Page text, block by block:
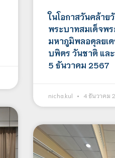
ในโอกาสวันคล้า
พระบาทสมเด็จพ
มหาภูมิพลอดุลยเ
บพิตร วันชาติ แล
5 ธันวาคม 2567
nicha.kul 4 ธันวาคม